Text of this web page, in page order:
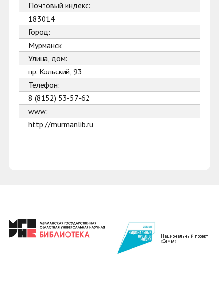
Почтовый индекс:
183014
Город:
Мурманск
Улица, дом:
пр. Кольский, 93
Телефон:
8 (8152) 53-57-62
www:
http://murmanlib.ru
Национальный проект
«Семья»